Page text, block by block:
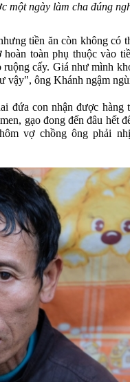
một ngày làm cha đúng
tiền ăn còn không có
toàn phụ thuộc vào
ruộng cấy. Giá như mình
vậy", ông Khánh ngậm
đứa con nhận được hàng
gạo đong đến đâu hết
vợ chồng ông phải